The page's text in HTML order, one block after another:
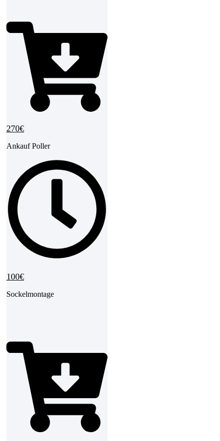
270€
Ankauf Poller
100€
Sockelmontage